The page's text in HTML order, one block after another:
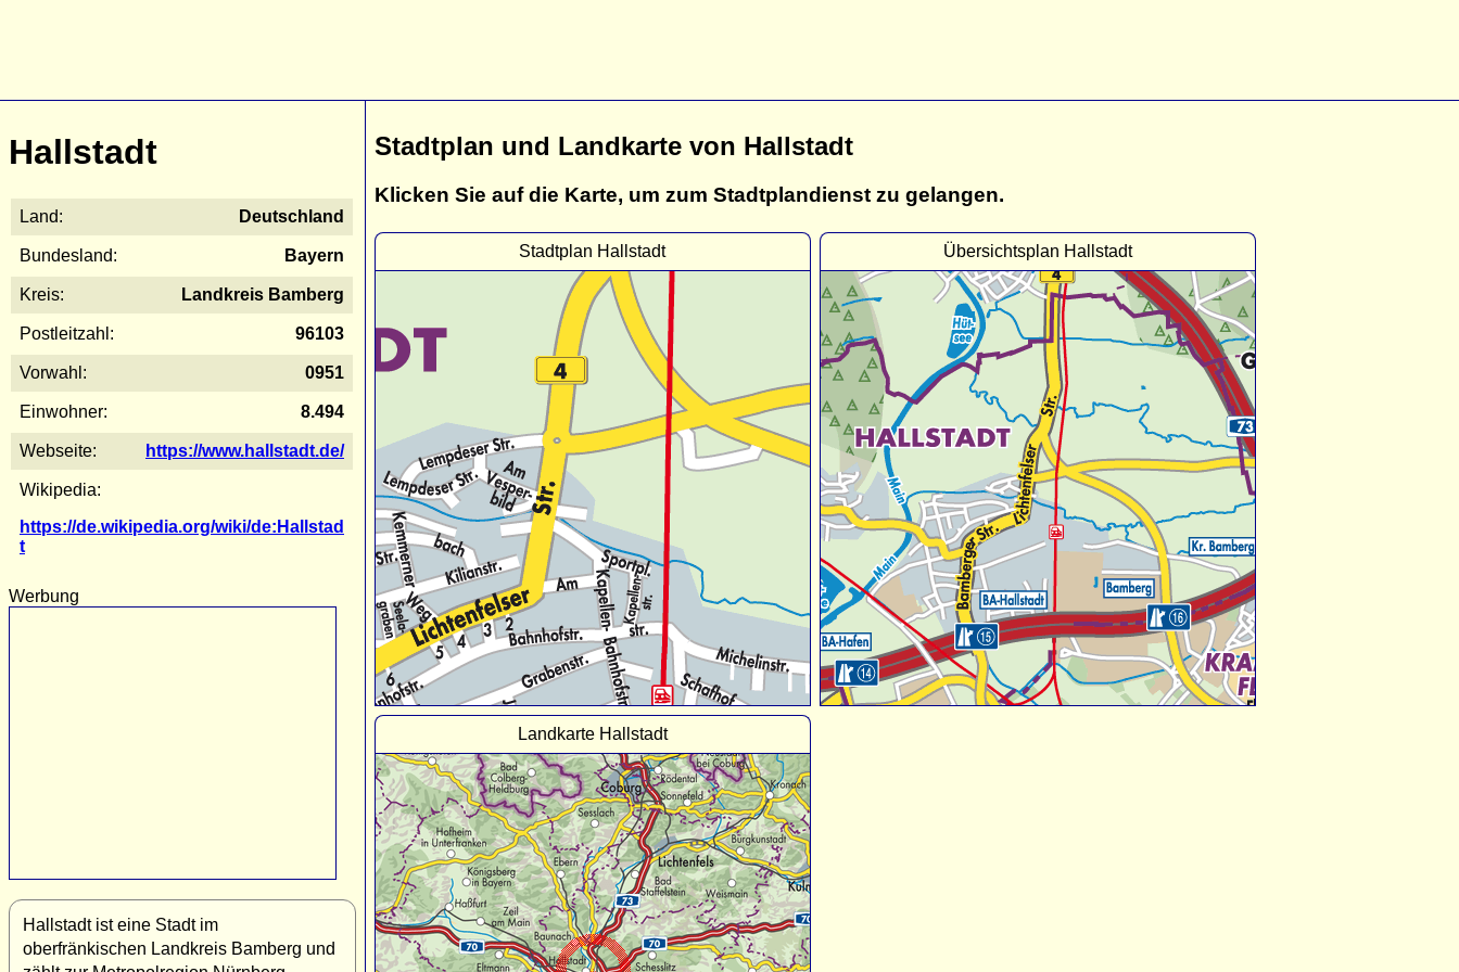
Hallstadt
Land: Deutschland
Bundesland: Bayern
Kreis: Landkreis Bamberg
Postleitzahl: 96103
Vorwahl: 0951
Einwohner: 8.494
Webseite: https://www.hallstadt.de/
Wikipedia:
https://de.wikipedia.org/wiki/de:Hallstad
t
Werbung
Hallstadt ist eine Stadt im
oberfränkischen Landkreis Bamberg und
Stadtplan und Landkarte von Hallstadt
Klicken Sie auf die Karte, um zum Stadtplandienst zu gelangen.
Stadtplan Hallstadt Übersichtsplan Hallstadt
Landkarte Hallstadt